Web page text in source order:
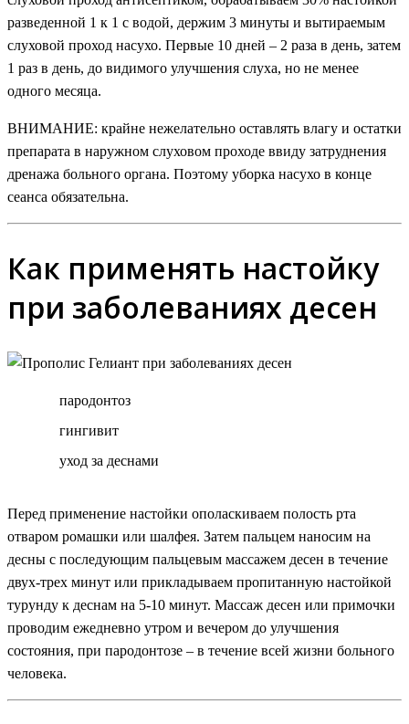
разведенной 1 к 1 с водой, держим 3 минуты и вытираемым
слуховой проход насухо. Первые 10 дней – 2 раза в день, затем
1 раз в день, до видимого улучшения слуха, но не менее
одного месяца.
ВНИМАНИЕ: крайне нежелательно оставлять влагу и остатки
препарата в наружном слуховом проходе ввиду затруднения
дренажа больного органа. Поэтому уборка насухо в конце
сеанса обязательна.
Как применять настойку
при заболеваниях десен
пародонтоз
гингивит
уход за деснами
Перед применение настойки ополаскиваем полость рта
отваром ромашки или шалфея. Затем пальцем наносим на
десны с последующим пальцевым массажем десен в течение
двух-трех минут или прикладываем пропитанную настойкой
турунду к деснам на 5-10 минут. Массаж десен или примочки
проводим ежедневно утром и вечером до улучшения
состояния, при пародонтозе – в течение всей жизни больного
человека.